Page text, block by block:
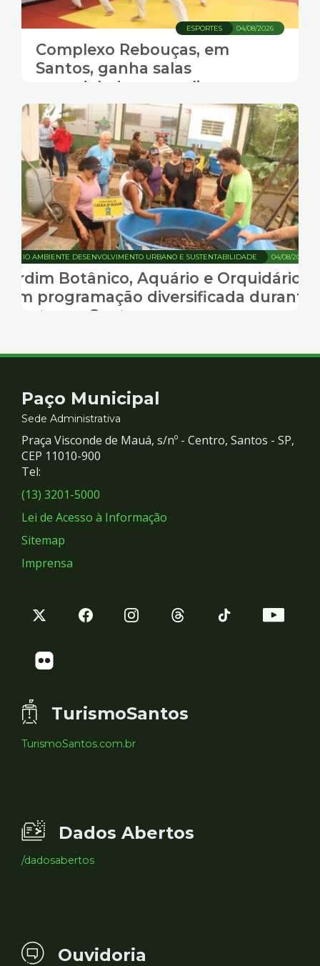
04/08/2026
ESPORTES
Complexo Rebouças, em
Santos, ganha salas
remodeladas e amplia
atendimento em várias
atividades físicas
04/08/2026
MEIO AMBIENTE DESENVOLVIMENTO URBANO E SUSTENTABILIDADE
Jardim Botânico, Aquário e Orquidário
têm programação diversificada durante
agosto em Santos
Contato
e
Redes
Sociais
Paço Municipal
Sede Administrativa
Praça Visconde de Mauá, s/nº - Centro, Santos - SP,
CEP 11010-900
Tel:
(13) 3201-5000
Lei de Acesso à Informação
Sitemap
Imprensa
TurismoSantos
TurismoSantos.com.br
Dados Abertos
/dadosabertos
Ouvidoria